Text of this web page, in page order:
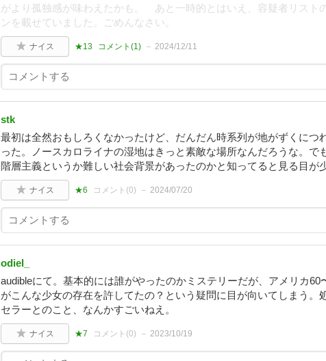
がより孤独感が味わえたかも。 あと一時的とはいえ、容疑者リスト
ンを載せていました。ごめんなさい。
ナイス ★13 コメント(1) 2024/12/11
stk
最初は全然おもしろくなかったけど、だんだん時系列が地がずくにつ
った。ノースカロライナの湿地はきっと素敵な場所なんだろうな。で
階層主義というか難しい社会背景があったのかと知ってると見る目が
ナイス ★6 コメント(0) 2024/07/20
odiel_
audibleにて。基本的には誰がやったのかミステリーだが、アメリカ60
がこんな少女の存在を許してたの？という疑問に目が向いてしまう。
セラーとのこと、なんかすごいねえ。
ナイス ★7 コメント(0) 2023/10/19